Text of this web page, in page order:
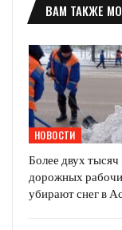
ВАМ ТАКЖЕ
НОВОСТИ
Более двух тысяч
дорожных
убирают снег в